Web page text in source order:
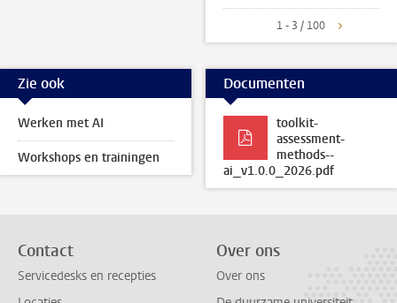
1 - 3 / 100
Zie ook
Werken met AI
Workshops en trainingen
Documenten
toolkit-
assessment-
methods--
ai_v1.0.0_2026.pdf
Contact
Servicedesks en recepties
Over ons
Over ons